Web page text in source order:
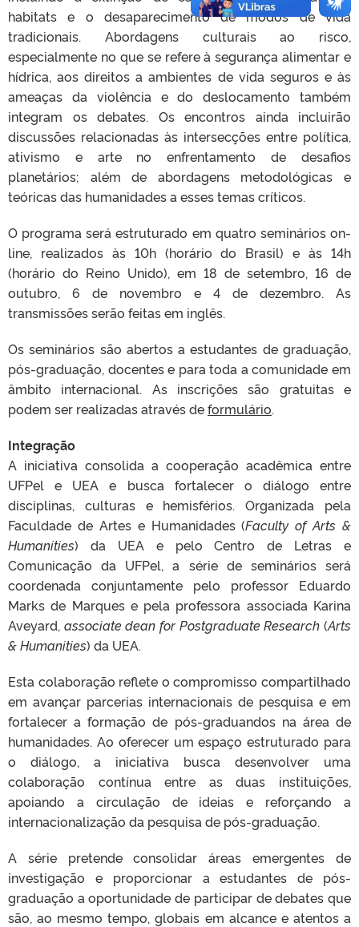
habitats e o desaparecimento de modos de vida
tradicionais. Abordagens culturais ao risco,
especialmente no que se refere à segurança alimentar e
hídrica, aos direitos a ambientes de vida seguros e às
ameaças da violência e do deslocamento também
integram os debates. Os encontros ainda incluirão
discussões relacionadas às intersecções entre política,
ativismo e arte no enfrentamento de desafios
planetários; além de abordagens metodológicas e
teóricas das humanidades a esses temas críticos.
O programa será estruturado em quatro seminários on-
line, realizados às 10h (horário do Brasil) e às 14h
(horário do Reino Unido), em 18 de setembro, 16 de
outubro, 6 de novembro e 4 de dezembro. As
transmissões serão feitas em inglês.
Os seminários são abertos a estudantes de graduação,
pós-graduação, docentes e para toda a comunidade em
âmbito internacional. As inscrições são gratuitas e
podem ser realizadas através deformulário.
Integração
A iniciativa consolida a cooperação acadêmica entre
UFPel e UEA e busca fortalecer o diálogo entre
disciplinas, culturas e hemisférios. Organizada pela
Faculdade de Artes e Humanidades (Faculty of Arts &
Humanities) da UEA e pelo Centro de Letras e
Comunicação da UFPel, a série de seminários será
coordenada conjuntamente pelo professor Eduardo
Marks de Marques e pela professora associada Karina
Aveyard, associate dean for Postgraduate Research (Arts
& Humanities) da UEA.
Esta colaboração reflete o compromisso compartilhado
em avançar parcerias internacionais de pesquisa e em
fortalecer a formação de pós-graduandos na área de
humanidades. Ao oferecer um espaço estruturado para
o diálogo, a iniciativa busca desenvolver uma
colaboração contínua entre as duas instituições,
apoiando a circulação de ideias e reforçando a
internacionalização da pesquisa de pós-graduação.
A série pretende consolidar áreas emergentes de
investigação e proporcionar a estudantes de pós-
graduação a oportunidade de participar de debates que
são, ao mesmo tempo, globais em alcance e atentos a